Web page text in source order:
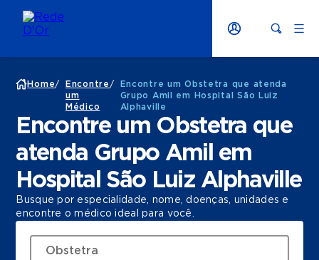
Home/
Encontre
um
Médico
/
Encontre um Obstetra que atenda
Grupo Amil em Hospital São Luiz
Alphaville
Encontre um Obstetra que
atenda Grupo Amil em
Hospital São Luiz Alphaville
Busque por especialidade, nome, doenças, unidades e
encontre o médico ideal para você.